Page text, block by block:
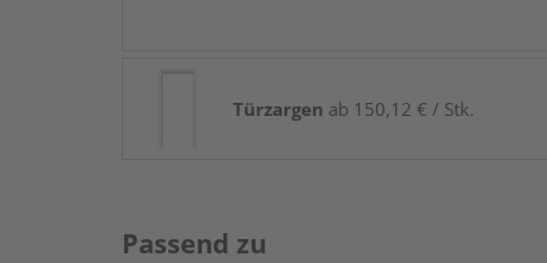
Türzargen ab 150,12 € / Stk.
Passend zu